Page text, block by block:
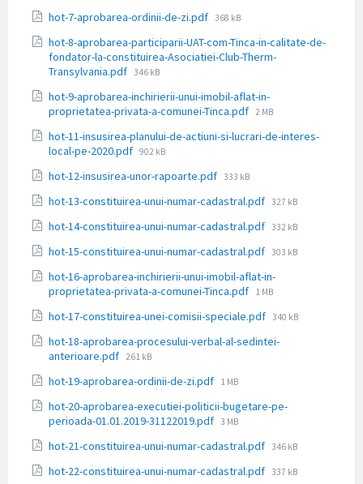
hot-7-aprobarea-ordinii-de-zi.pdf Dimensiune
368 kB
hot-8-aprobarea-participarii-UAT-com-Tinca-in-calitate-de-
fondator-la-constituirea-Asociatiei-Club-Therm-
Transylvania.pdf Dimensiune
346 kB
hot-9-aprobarea-inchirierii-unui-imobil-aflat-in-
proprietatea-privata-a-comunei-Tinca.pdf Dimensiune
2 MB
hot-11-insusirea-planului-de-actiuni-si-lucrari-de-interes-
local-pe-2020.pdf Dimensiune
902 kB
hot-12-insusirea-unor-rapoarte.pdf Dimensiune
333 kB
hot-13-constituirea-unui-numar-cadastral.pdf Dimensiune
327 kB
hot-14-constituirea-unui-numar-cadastral.pdf Dimensiune
332 kB
hot-15-constituirea-unui-numar-cadastral.pdf Dimensiune
303 kB
hot-16-aprobarea-inchirierii-unui-imobil-aflat-in-
proprietatea-privata-a-comunei-Tinca.pdf Dimensiune
1 MB
hot-17-constituirea-unei-comisii-speciale.pdf Dimensiune
340 kB
hot-18-aprobarea-procesului-verbal-al-sedintei-
anterioare.pdf Dimensiune
261 kB
hot-19-aprobarea-ordinii-de-zi.pdf Dimensiune
1 MB
hot-20-aprobarea-executiei-politicii-bugetare-pe-
perioada-01.01.2019-31122019.pdf Dimensiune
3 MB
hot-21-constituirea-unui-numar-cadastral.pdf Dimensiune
346 kB
hot-22-constituirea-unui-numar-cadastral.pdf Dimensiune
337 kB